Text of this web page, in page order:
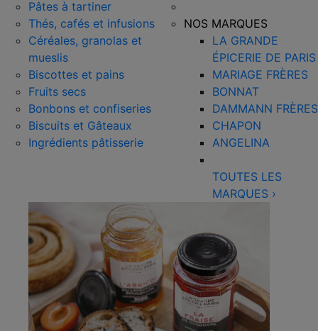
Pâtes à tartiner
Thés, cafés et infusions
Céréales, granolas et
mueslis
Biscottes et pains
Fruits secs
Bonbons et confiseries
Biscuits et Gâteaux
Ingrédients pâtisserie
NOS MARQUES
LA GRANDE
ÉPICERIE DE PARIS
MARIAGE FRÈRES
BONNAT
DAMMANN FRÈRES
CHAPON
ANGELINA
TOUTES LES
MARQUES ›